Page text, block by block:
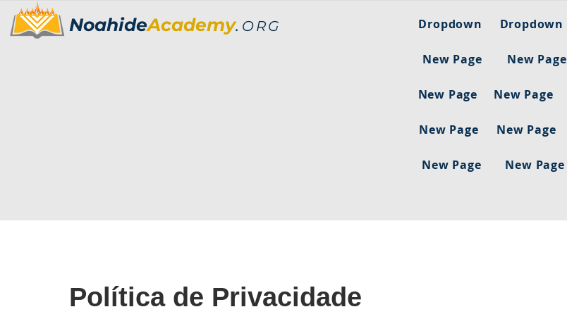
NoahideAcademy. ORG Dropdown Dropdown
New Page New Page
New Page New Page
New Page New Page
New Page New Page
Política de Privacidade